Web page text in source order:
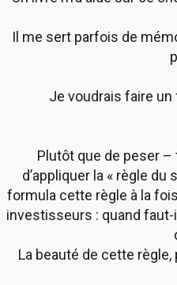
Il me sert parfois de
Je voudrais faire un
Plutôt que de peser
d’appliquer la « règle
formula cette règle à la
investisseurs : quand faut-
La beauté de cette